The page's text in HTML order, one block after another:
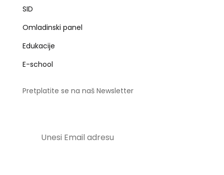
SID
Omladinski panel
Edukacije
E-school
Pretplatite se na naš Newsletter